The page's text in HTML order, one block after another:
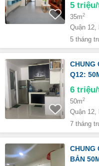
5
35m2
Quận 12,
5 tháng
CHUNG
Q12:
6
50m2
Quận 12,
7 tháng
CHUNG
BẢN